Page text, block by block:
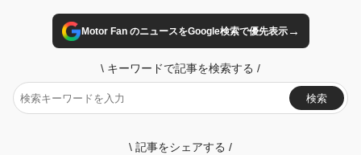
Motor Fan のニュースをGoogle検索で優先表示→
\ キーワードで記事を検索する /
検索
\ 記事をシェアする /